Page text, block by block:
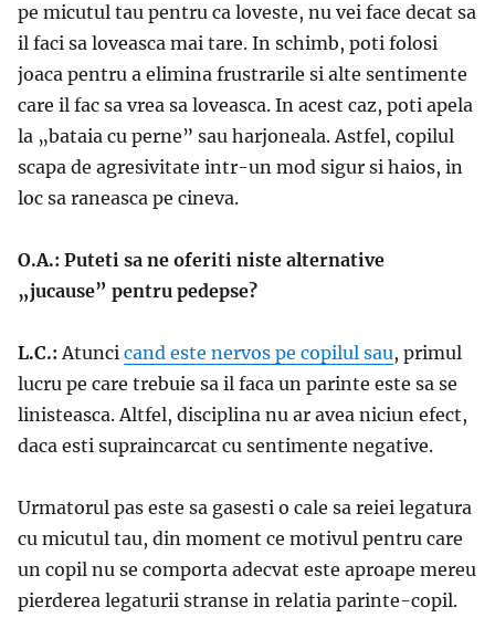
pe micutul tau pentru ca loveste, nu vei face decat sa
il faci sa loveasca mai tare. In schimb, poti folosi
joaca pentru a elimina frustrarile si alte sentimente
care il fac sa vrea sa loveasca. In acest caz, poti apela
la „bataia cu perne” sau harjoneala. Astfel, copilul
scapa de agresivitate intr-un mod sigur si haios, in
loc sa raneasca pe cineva.
O.A.: Puteti sa ne oferiti niste alternative
„jucause” pentru pedepse?
L.C.: Atunci cand este nervos pe copilul sau, primul
lucru pe care trebuie sa il faca un parinte este sa se
linisteasca. Altfel, disciplina nu ar avea niciun efect,
daca esti supraincarcat cu sentimente negative.
Urmatorul pas este sa gasesti o cale sa reiei legatura
cu micutul tau, din moment ce motivul pentru care
un copil nu se comporta adecvat este aproape mereu
pierderea legaturii stranse in relatia parinte-copil.